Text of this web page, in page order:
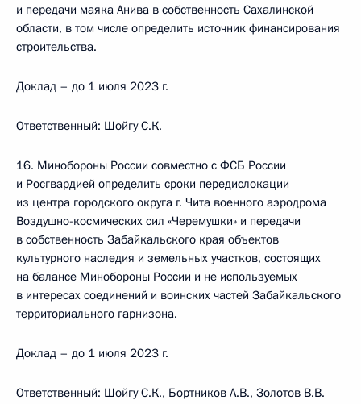
и передачи маяка Анива в собственность Сахалинской
области, в том числе определить источник финансирования
строительства.
Доклад – до 1 июля 2023 г.
Ответственный: Шойгу С.К.
16. Минобороны России совместно с ФСБ России
и Росгвардией определить сроки передислокации
из центра городского округа г. Чита военного аэродрома
Воздушно-космических сил «Черемушки» и передачи
в собственность Забайкальского края объектов
культурного наследия и земельных участков, состоящих
на балансе Минобороны России и не используемых
в интересах соединений и воинских частей Забайкальского
территориального гарнизона.
Доклад – до 1 июля 2023 г.
Ответственный: Шойгу С.К., Бортников А.В., Золотов В.В.